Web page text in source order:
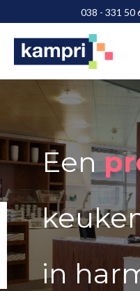
naar
hoofd
naar
voettekst
038 - 331 50
Main
Content
Een
in